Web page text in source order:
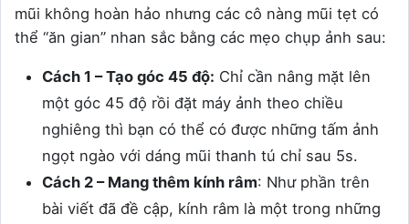
mũi không hoàn hảo nhưng các cô nàng mũi tẹt có
thể “ăn gian” nhan sắc bằng các mẹo chụp ảnh sau:
Cách 1 – Tạo góc 45 độ: Chỉ cần nâng mặt lên
một góc 45 độ rồi đặt máy ảnh theo chiều
nghiêng thì bạn có thể có được những tấm ảnh
ngọt ngào với dáng mũi thanh tú chỉ sau 5s.
Cách 2 – Mang thêm kính râm: Như phần trên
bài viết đã đề cập, kính râm là một trong những